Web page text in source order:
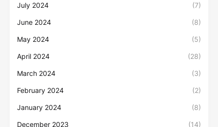
July 2024 (7)
June 2024 (8)
May 2024 (5)
April 2024 (28)
March 2024 (3)
February 2024 (2)
January 2024 (8)
December 2023 (14)